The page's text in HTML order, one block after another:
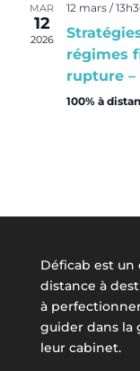
MAR
12
2026
12 mars /
régimes
rupture
100% à
Déficab est
distance à
à
guider dans la
leur cabinet.